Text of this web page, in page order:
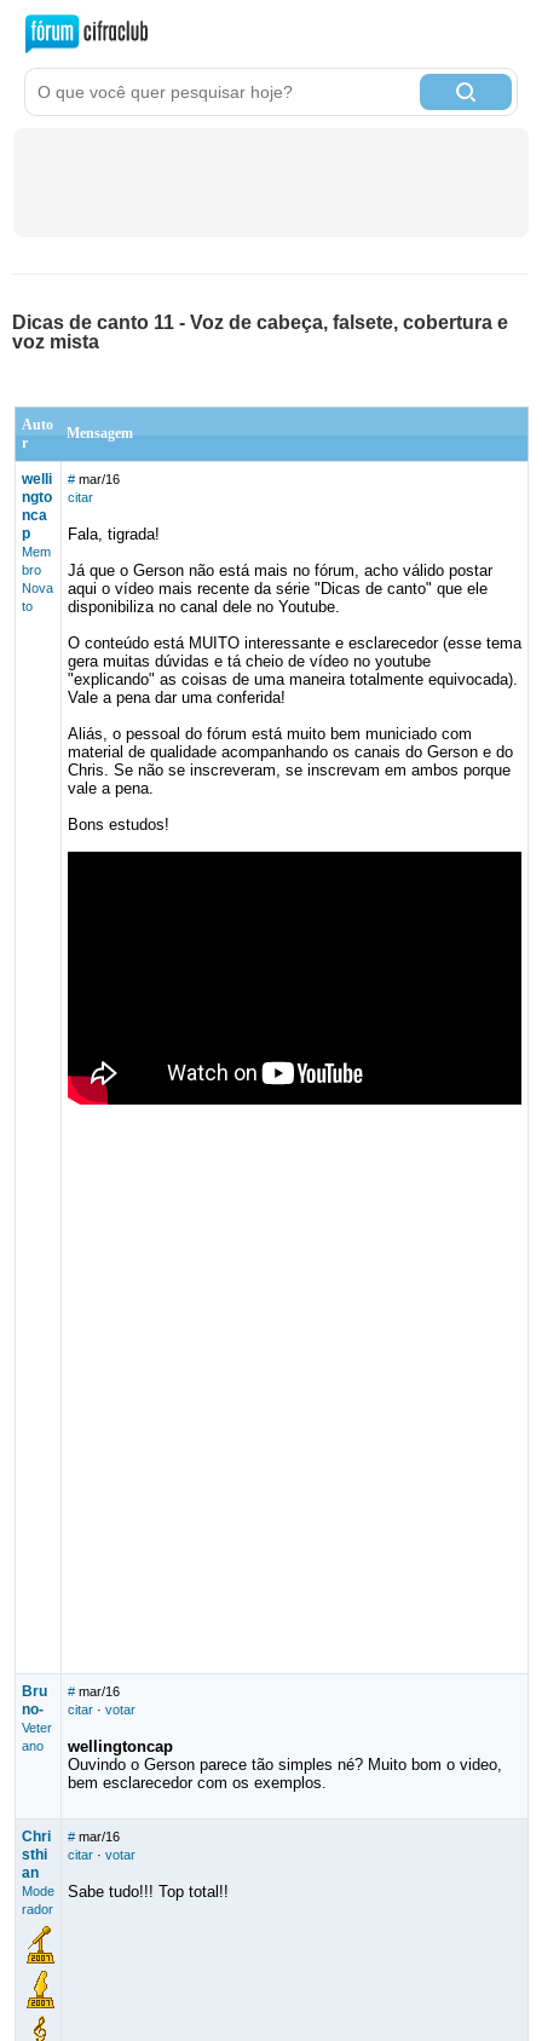
Dicas de canto 11 - Voz de cabeça, falsete, cobertura e
voz mista
Auto
r
Mensagem
welli
ngto
nca
p
Mem
bro
Nova
to
# mar/16
citar
Fala, tigrada!
Já que o Gerson não está mais no fórum, acho válido postar
aqui o vídeo mais recente da série "Dicas de canto" que ele
disponibiliza no canal dele no Youtube.
O conteúdo está MUITO interessante e esclarecedor (esse tema
gera muitas dúvidas e tá cheio de vídeo no youtube
"explicando" as coisas de uma maneira totalmente equivocada).
Vale a pena dar uma conferida!
Aliás, o pessoal do fórum está muito bem municiado com
material de qualidade acompanhando os canais do Gerson e do
Chris. Se não se inscreveram, se inscrevam em ambos porque
vale a pena.
Bons estudos!
Bru
no-
Veter
ano
# mar/16
citar· votar
wellingtoncap
Ouvindo o Gerson parece tão simples né? Muito bom o video,
bem esclarecedor com os exemplos.
Chri
sthi
an
Mode
rador
# mar/16
citar· votar
Sabe tudo!!! Top total!!